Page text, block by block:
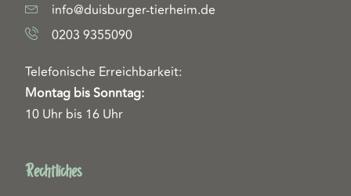
info@duisburger-tierheim.de
0203 9355090
Telefonische Erreichbarkeit:
Montag bis Sonntag:
10 Uhr bis 16 Uhr
Rechtliches